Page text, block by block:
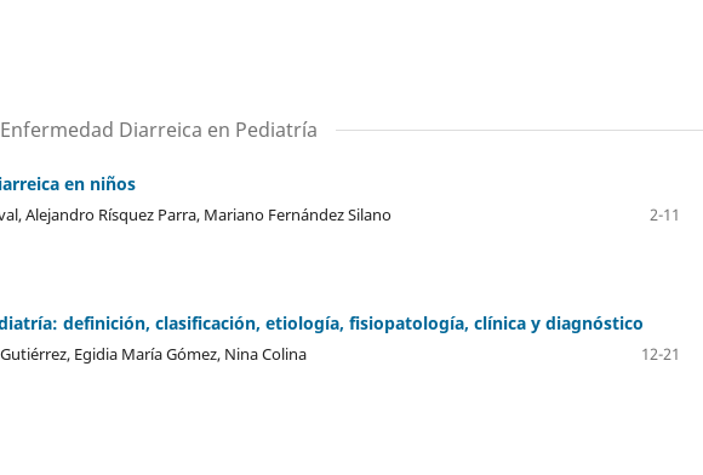
Diarreica en Pediatría
en niños
Alejandro Rísquez Parra, Mariano Fernández Silano
2-11
definición, clasificación, etiología, fisiopatología, clínica y diagnóstico
Egidia María Gómez, Nina Colina
12-21